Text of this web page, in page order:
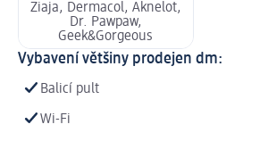
Ziaja, Dermacol, Aknelot,
Dr. Pawpaw,
Geek&Gorgeous
Vybavení většiny prodejen dm:
Balicí pult
Wi-Fi